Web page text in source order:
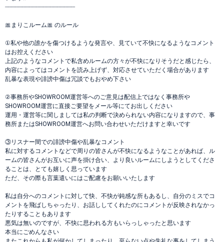
┈┈┈┈┈┈┈┈┈┈┈┈┈┈┈┈┈┈┈┈
🎀まりこルーム🎀 のルール
①私や他の誰かを傷つけるような発言や、見ていて不快になるようなコメント
はお控えください
上記のようなコメントで私含めルームの方々が不快になりそうだと感じたら、
内容によってはコメントを読み上げず、対応させていただく場合があります
乱暴な表現や誹謗中傷は冗談でもおやめ下さい
②事務所やSHOWROOM運営等へのご意見は配信上ではなく事務所や
SHOWROOM運営に直接ご要望をメール等にてお出しください
運用・運営等に関しましては私の判断で決められない内容になりますので、事
務所またはSHOWROOM運営へお問い合わせいただけますと幸いです
③リスナー間での誹謗中傷や乱暴なコメント
私に対するコメントなどで周りの皆さんが不快になるようなことがあれば、ル
ームの皆さんがお互いに声を掛け合い、より良いルームにしようとしてくださ
ることは、とても嬉しく思っています
ただ、その際も言葉遣いにはご配慮をお願いいたします
私は自分へのコメントに対して快、不快が鈍感な所もあるし、自分のミスでコ
メントを飛ばしちゃったり、お話ししてくれたのにコメントが反映されなかっ
たりすることもあります
悪気は無いのですが、不快に思われる方もいらっしゃったと思います
本当にごめんなさい